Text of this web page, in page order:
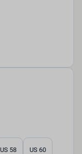
US 58 US 60